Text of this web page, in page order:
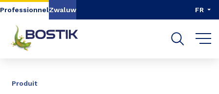
Aller au contenu
Aller à la recherche
ProfessionnelZwaluw FR
Produit